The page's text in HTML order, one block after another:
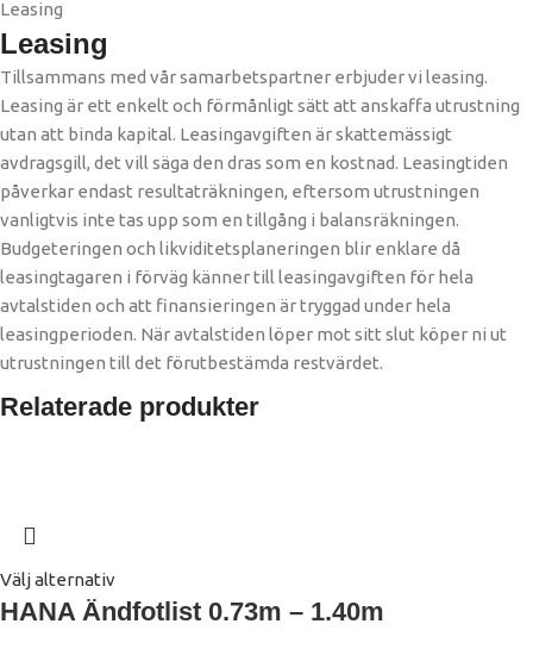
Leasing
Leasing
Tillsammans med vår samarbetspartner erbjuder vi leasing.
Leasing är ett enkelt och förmånligt sätt att anskaffa utrustning
utan att binda kapital. Leasingavgiften är skattemässigt
avdragsgill, det vill säga den dras som en kostnad. Leasingtiden
påverkar endast resultaträkningen, eftersom utrustningen
vanligtvis inte tas upp som en tillgång i balansräkningen.
Budgeteringen och likviditetsplaneringen blir enklare då
leasingtagaren i förväg känner till leasingavgiften för hela
avtalstiden och att finansieringen är tryggad under hela
leasingperioden. När avtalstiden löper mot sitt slut köper ni ut
utrustningen till det förutbestämda restvärdet. ​
Relaterade produkter
Välj alternativ
HANA Ändfotlist 0.73m – 1.40m